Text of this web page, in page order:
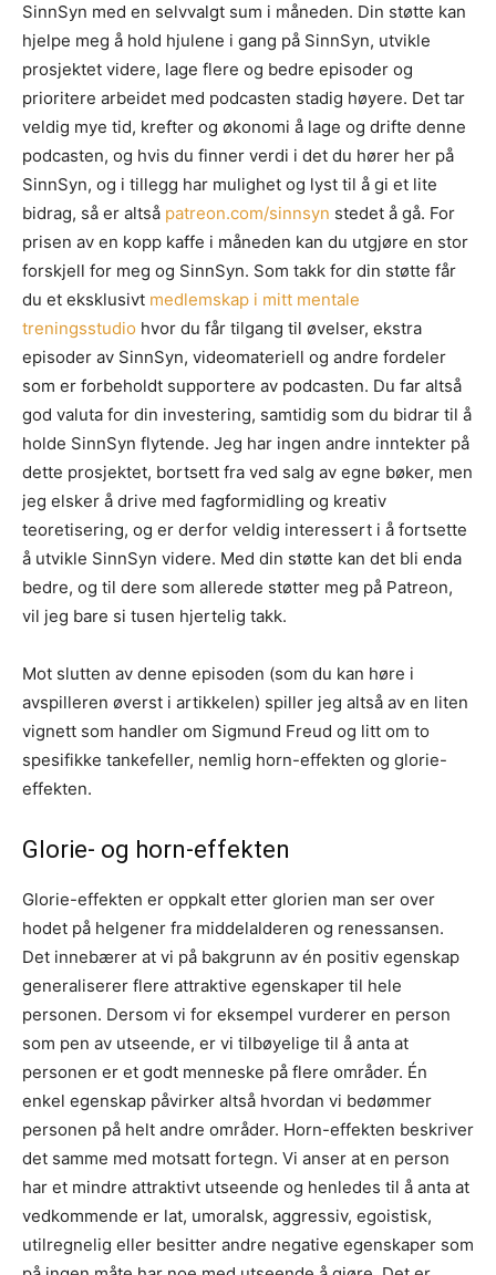
SinnSyn med en selvvalgt sum i måneden. Din støtte kan
hjelpe meg å hold hjulene i gang på SinnSyn, utvikle
prosjektet videre, lage flere og bedre episoder og
prioritere arbeidet med podcasten stadig høyere. Det tar
veldig mye tid, krefter og økonomi å lage og drifte denne
podcasten, og hvis du finner verdi i det du hører her på
SinnSyn, og i tillegg har mulighet og lyst til å gi et lite
bidrag, så er altså patreon.com/sinnsyn stedet å gå. For
prisen av en kopp kaffe i måneden kan du utgjøre en stor
forskjell for meg og SinnSyn. Som takk for din støtte får
du et eksklusivt medlemskap i mitt mentale
treningsstudio hvor du får tilgang til øvelser, ekstra
episoder av SinnSyn, videomateriell og andre fordeler
som er forbeholdt supportere av podcasten. Du far altså
god valuta for din investering, samtidig som du bidrar til å
holde SinnSyn flytende. Jeg har ingen andre inntekter på
dette prosjektet, bortsett fra ved salg av egne bøker, men
jeg elsker å drive med fagformidling og kreativ
teoretisering, og er derfor veldig interessert i å fortsette
å utvikle SinnSyn videre. Med din støtte kan det bli enda
bedre, og til dere som allerede støtter meg på Patreon,
vil jeg bare si tusen hjertelig takk.
Mot slutten av denne episoden (som du kan høre i
avspilleren øverst i artikkelen) spiller jeg altså av en liten
vignett som handler om Sigmund Freud og litt om to
spesifikke tankefeller, nemlig horn-effekten og glorie-
effekten.
Glorie- og horn-effekten
Glorie-effekten er oppkalt etter glorien man ser over
hodet på helgener fra middelalderen og renessansen.
Det innebærer at vi på bakgrunn av én positiv egenskap
generaliserer flere attraktive egenskaper til hele
personen. Dersom vi for eksempel vurderer en person
som pen av utseende, er vi tilbøyelige til å anta at
personen er et godt menneske på flere områder. Én
enkel egenskap påvirker altså hvordan vi bedømmer
personen på helt andre områder. Horn-effekten beskriver
det samme med motsatt fortegn. Vi anser at en person
har et mindre attraktivt utseende og henledes til å anta at
vedkommende er lat, umoralsk, aggressiv, egoistisk,
utilregnelig eller besitter andre negative egenskaper som